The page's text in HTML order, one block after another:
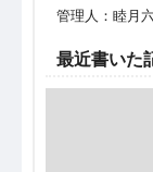
管理人：睦月
最近書いた